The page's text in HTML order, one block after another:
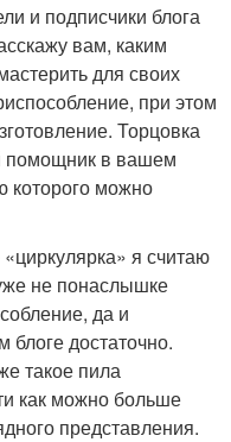
и подписчики блога
вам, каким
для своих
при этом
Торцовка
помощник в вашем
можно
я считаю
не понаслышке
да и
достаточно.
такое пила
как можно больше
представления.